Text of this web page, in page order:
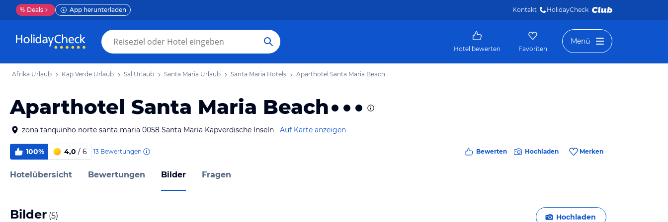
% Deals App herunterladen Kontakt HolidayCheck
Hotel bewerten Favoriten
Menü
Afrika Urlaub Kap Verde Urlaub Sal Urlaub Santa Maria Urlaub Santa Maria Hotels Aparthotel Santa Maria Beach
Aparthotel Santa Maria Beach
zona tanquinho norte santa maria 0058 Santa Maria Kapverdische Inseln Auf Karte anzeigen
100% 4,0 / 6 13 Bewertungen Bewerten Hochladen Merken
Hotelübersicht Bewertungen Bilder Fragen
Bilder (5) Hochladen